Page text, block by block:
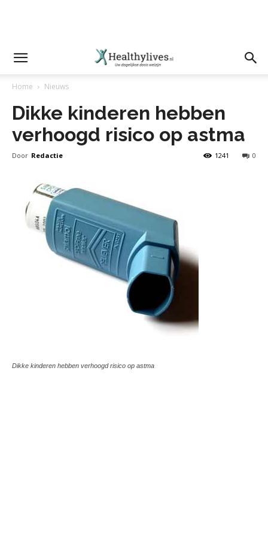
Home Nieuws
Dikke kinderen hebben
verhoogd risico op astma
Door Redactie 0
1241
Dikke kinderen hebben verhoogd risico op astma